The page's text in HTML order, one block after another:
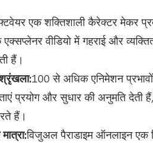
एक शक्तिशाली कैरेक्टर मेकर
वीडियो में गहराई और
हैं।
100 से अधिक एनिमेशन
प्रयोग और सुधार की अनुमति
हैं।
विजुअल पैराडाइम ऑनलाइन एक